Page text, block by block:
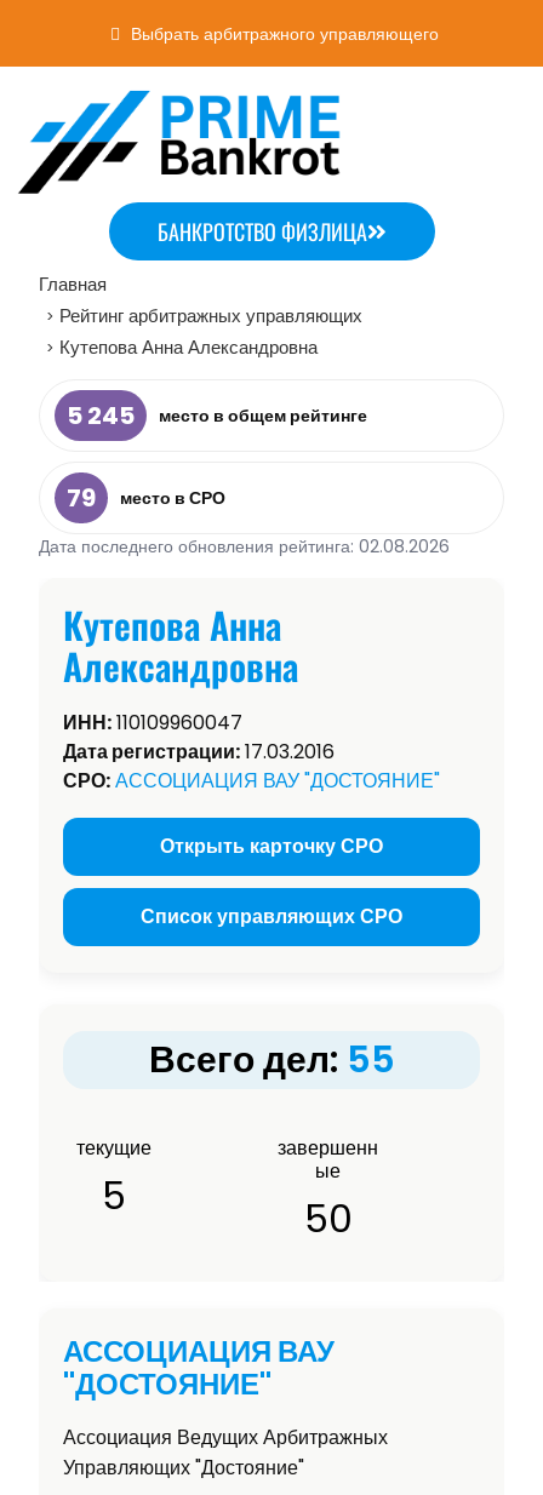
Выбрать арбитражного управляющего
БАНКРОТСТВО ФИЗЛИЦА
Главная
> Рейтинг арбитражных управляющих
> Кутепова Анна Александровна
5 245 место в общем рейтинге
79
место в СРО
Дата последнего обновления рейтинга: 02.08.2026
Кутепова Анна
Александровна
ИНН:110109960047
Дата регистрации:17.03.2016
СРО:АССОЦИАЦИЯ ВАУ "ДОСТОЯНИЕ"
Открыть карточку СРО
Список управляющих СРО
Всего дел: 55
текущие
5
завершенн
ые
50
АССОЦИАЦИЯ ВАУ
"ДОСТОЯНИЕ"
Ассоциация Ведущих Арбитражных
Управляющих "Достояние"